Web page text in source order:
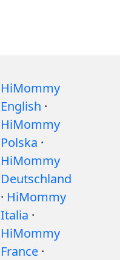
HiMommy
English ·
HiMommy
Polska ·
HiMommy
Deutschland
· HiMommy
Italia ·
HiMommy
France ·